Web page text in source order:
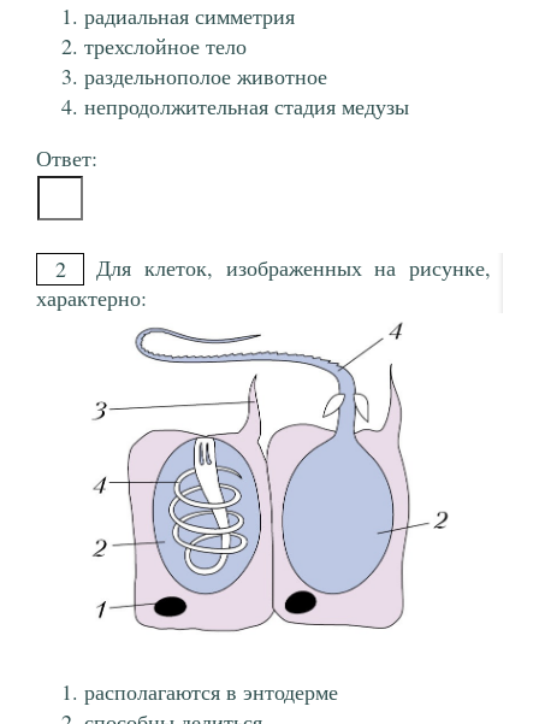
радиальная симметрия
трехслойное тело
раздельнополое животное
непродолжительная стадия медузы
Ответ:
2
Для клеток, изображенных на рисунке,
характерно:
располагаются в энтодерме